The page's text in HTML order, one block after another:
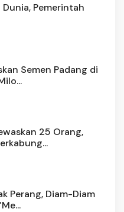
Pemerintah
Semen Padang di
25 Orang,
Perang, Diam-Diam